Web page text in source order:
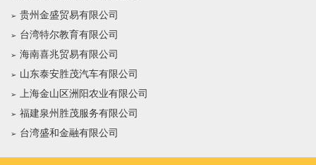
贵州金盛贸易有限公司
台湾特尔教育有限公司
海南喜兆贸易有限公司
山东泰安胜茂汽车有限公司
上海金山区洲阳农业有限公司
福建泉州胜茂服务有限公司
台湾盛和金融有限公司